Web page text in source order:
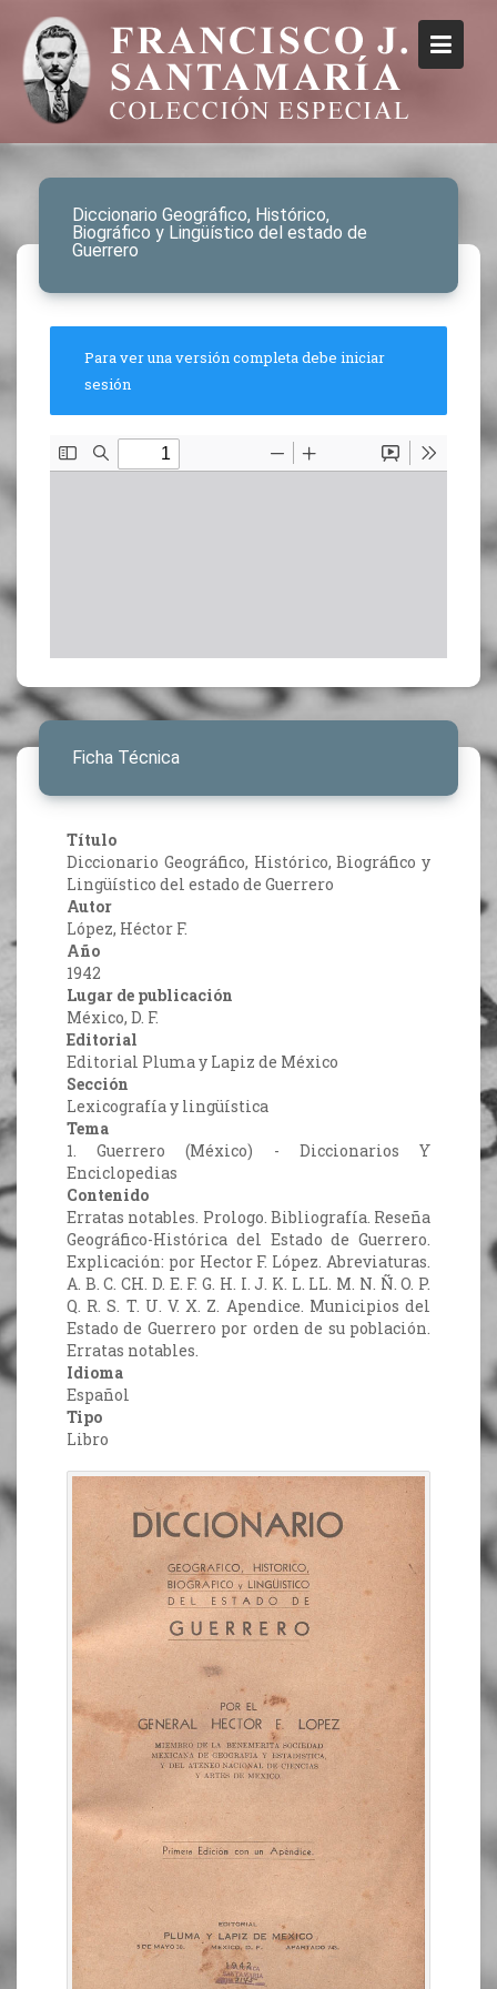
Diccionario Geográfico, Histórico,
Biográfico y Lingüístico del estado de
Guerrero
Para ver una versión completa debe iniciar
sesión
Ficha Técnica
Título
Diccionario Geográfico, Histórico, Biográfico y
Lingüístico del estado de Guerrero
Autor
López, Héctor F.
Año
1942
Lugar de publicación
México, D. F.
Editorial
Editorial Pluma y Lapiz de México
Sección
Lexicografía y lingüística
Tema
1. Guerrero (México) - Diccionarios Y
Enciclopedias
Contenido
Erratas notables. Prologo. Bibliografía. Reseña
Geográfico-Histórica del Estado de Guerrero.
Explicación: por Hector F. López. Abreviaturas.
A. B. C. CH. D. E. F. G. H. I. J. K. L. LL. M. N. Ñ. O. P.
Q. R. S. T. U. V. X. Z. Apendice. Municipios del
Estado de Guerrero por orden de su población.
Erratas notables.
Idioma
Español
Tipo
Libro